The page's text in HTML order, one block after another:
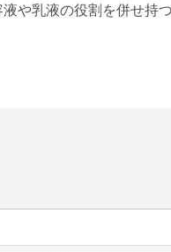
や乳液の役割を併せ持